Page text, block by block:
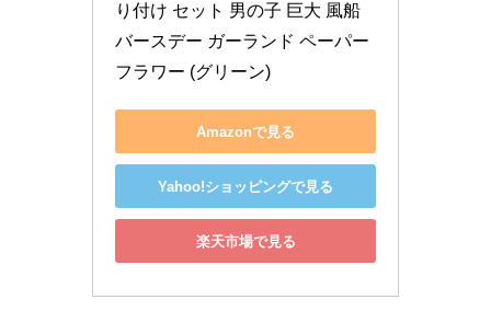
り付け セット 男の子 巨大 風船
バースデー ガーランド ペーパー
フラワー (グリーン)
Amazonで見る
Yahoo!ショッピングで見る
楽天市場で見る